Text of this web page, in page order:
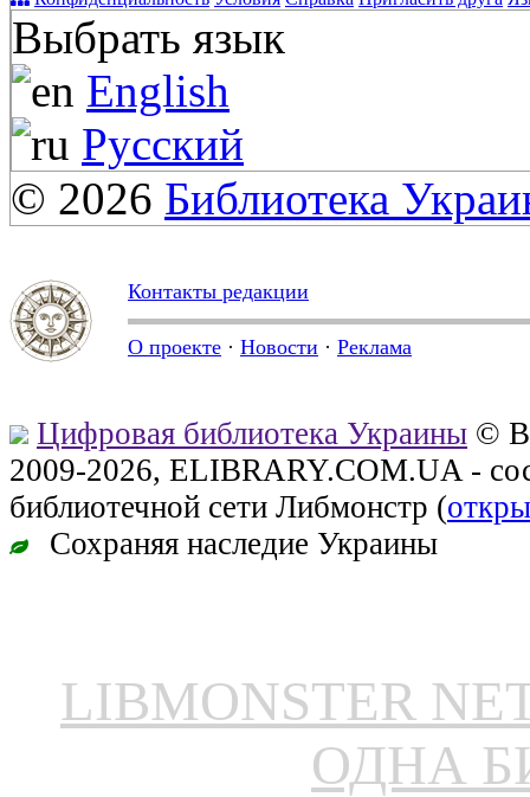
Выбрать язык
English
Русский
© 2026 Библиотека
Контакты редакции
О проекте · Новости · Реклама
Цифровая библиотека Украины ©
2009-2026, ELIBRARY.COM.UA -
библиотечной сети Либмонстр (
Сохраняя наследие Украины
LIBMONSTER
ОДНА